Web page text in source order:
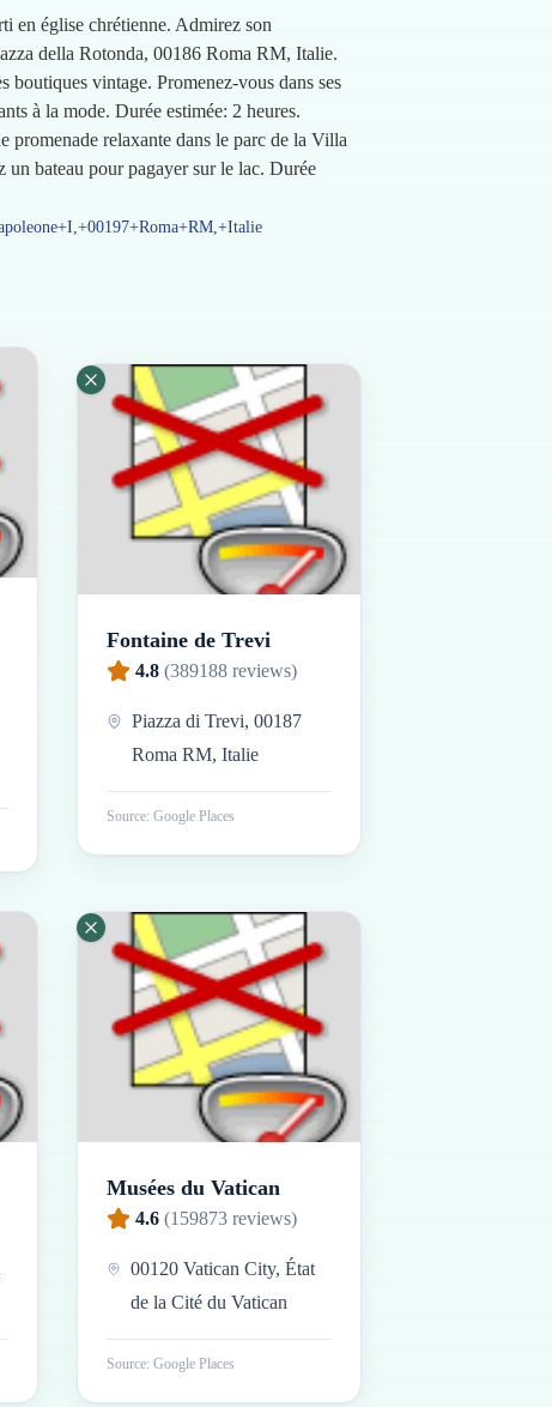
en église chrétienne. Admirez son
della Rotonda, 00186 Roma RM, Italie.
vintage. Promenez-vous dans ses
à la mode. Durée estimée: 2 heures.
relaxante dans le parc de la Villa
bateau pour pagayer sur le lac. Durée
Fontaine de Trevi
4.8 (389188reviews)
Piazza di Trevi, 00187
Roma RM, Italie
Source: Google Places
Musées du Vatican
4.6 (159873reviews)
00120 Vatican City, État
de la Cité du Vatican
Source: Google Places